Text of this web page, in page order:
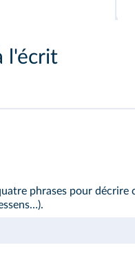
l'écrit
phrases pour décrire